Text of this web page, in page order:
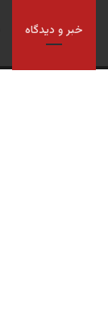
خبر و دیدگاه